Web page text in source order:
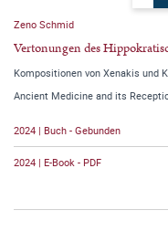
Zeno Schmid
Vertonungen des
Kompositionen von Xenakis und
Ancient Medicine and its
2024 | Buch - Gebunden
2024 | E-Book - PDF